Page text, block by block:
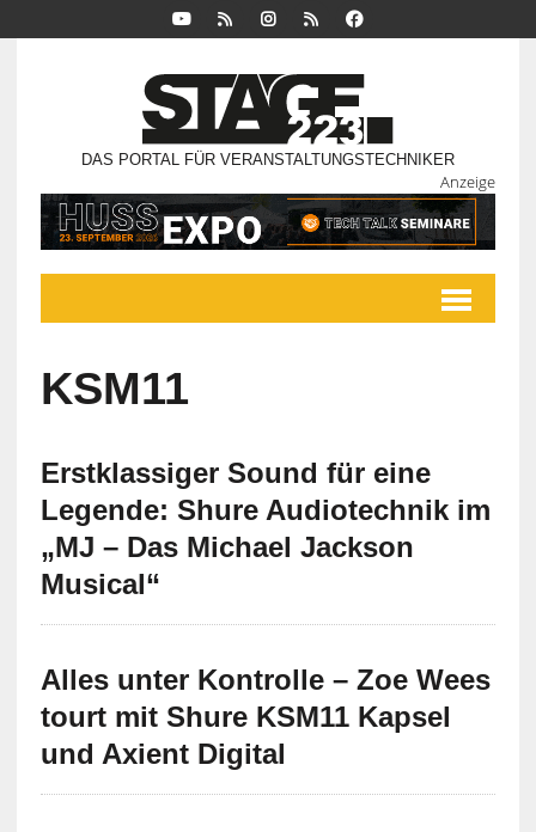
DAS PORTAL FÜR VERANSTALTUNGSTECHNIKER
Anzeige
KSM11
Erstklassiger Sound für eine
Legende: Shure Audiotechnik im
„MJ – Das Michael Jackson
Musical“
Alles unter Kontrolle – Zoe Wees
tourt mit Shure KSM11 Kapsel
und Axient Digital